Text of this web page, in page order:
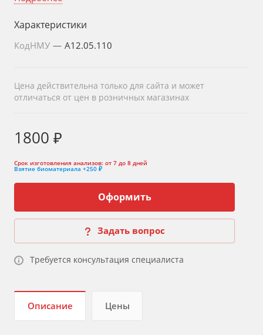
Характеристики
КодНМУ — A12.05.110
Цена действительна только для сайта и может
отличаться от цен в розничных магазинах
1800 ₽
Срок изготовления анализов: от 7 до 8 дней
Взятие биоматериала +250 ₽
Оформить
Задать вопрос
Требуется консультация специалиста
Описание Цены